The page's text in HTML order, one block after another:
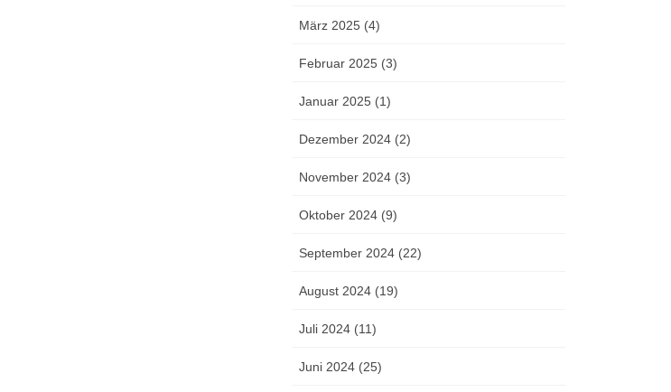
März 2025 (4)
Februar 2025 (3)
Januar 2025 (1)
Dezember 2024 (2)
November 2024 (3)
Oktober 2024 (9)
September 2024 (22)
August 2024 (19)
Juli 2024 (11)
Juni 2024 (25)